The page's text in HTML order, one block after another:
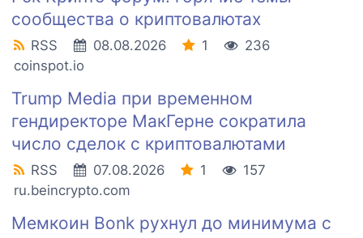
сообщества о криптовалютах
RSS 08.08.2026 1
236
coinspot.io
Trump Media при временном
гендиректоре МакГерне сократила
число сделок с криптовалютами
RSS 07.08.2026 1
157
ru.beincrypto.com
Мемкоин Bonk рухнул до минимума с